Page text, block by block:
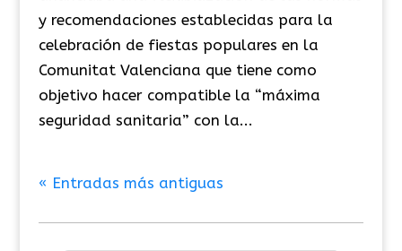
y recomendaciones establecidas para la
celebración de fiestas populares en la
Comunitat Valenciana que tiene como
objetivo hacer compatible la “máxima
seguridad sanitaria” con la...
« Entradas más antiguas